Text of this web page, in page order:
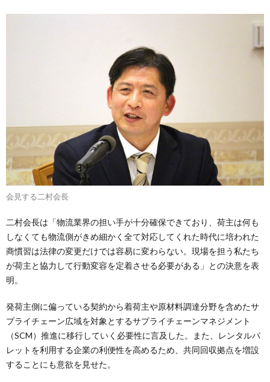
会見する二村会長
二村会長は「物流業界の担い手が十分確保できており、荷主は何も
しなくても物流側がきめ細かく全て対応してくれた時代に培われた
商慣習は法律の変更だけでは容易に変わらない。現場を担う私たち
が荷主と協力して行動変容を定着させる必要がある」との決意を表
明。
発荷主側に偏っている契約から着荷主や原材料調達分野を含めたサ
プライチェーン広域を対象とするサプライチェーンマネジメント
（SCM）推進に移行していく必要性に言及した。また、レンタルパ
レットを利用する企業の利便性を高めるため、共同回収拠点を増設
することにも意欲を見せた。